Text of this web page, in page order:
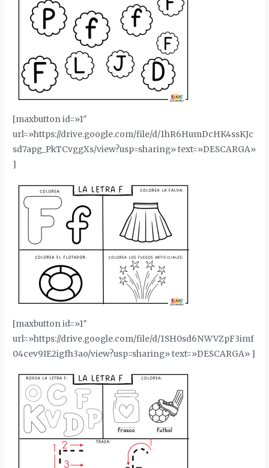
[maxbutton id=»1″
url=»https://drive.google.com/file/d/1hR6HumDcHK4ssKJc
sd7apg_PkTCvggXs/view?usp=sharing» text=»DESCARGA»
]
[maxbutton id=»1″
url=»https://drive.google.com/file/d/1SH0sd6NWVZpF3imf
04cev9IE2igfh3ao/view?usp=sharing» text=»DESCARGA» ]